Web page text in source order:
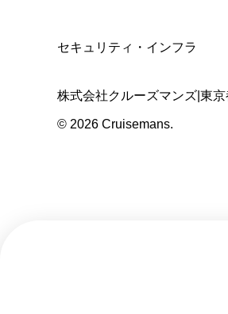
セキュリティ・インフラ
株式会社クルーズマンズ 東
© 2026 Cruisemans.